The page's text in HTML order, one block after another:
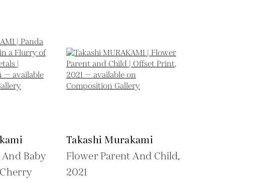
Baby
Takashi Murakami
Flower Parent And Child,
2021